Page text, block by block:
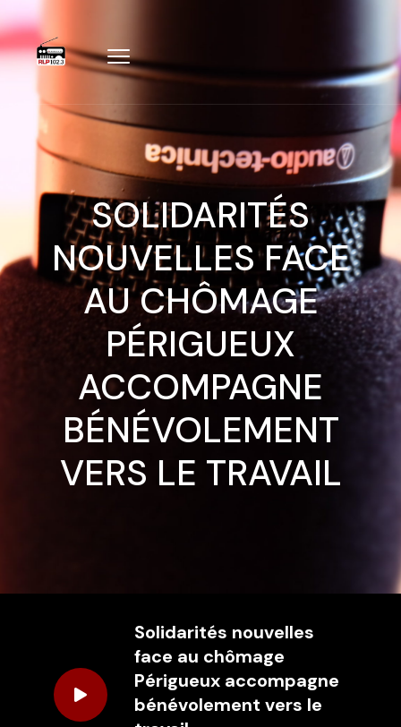
SOLIDARITÉS
NOUVELLES FACE
AU CHÔMAGE
PÉRIGUEUX
ACCOMPAGNE
BÉNÉVOLEMENT
VERS LE TRAVAIL
Solidarités nouvelles
face au chômage
Périgueux accompagne
bénévolement vers le